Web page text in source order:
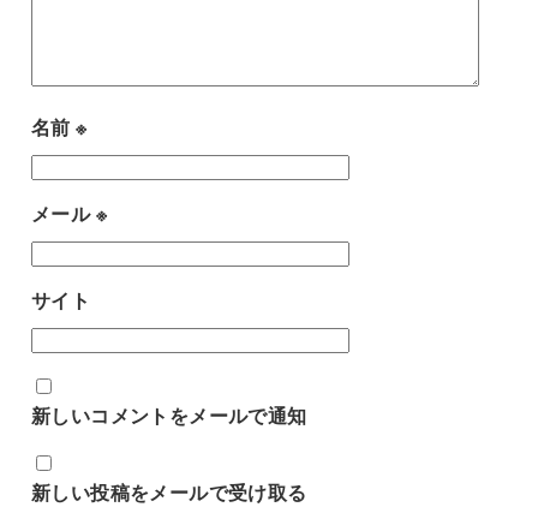
名前※
メール※
サイト
新しいコメントをメールで通知
新しい投稿をメールで受け取る